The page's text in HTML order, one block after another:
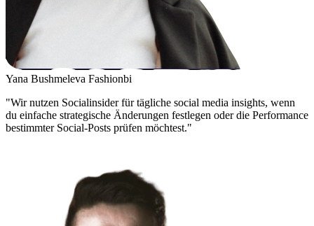
Yana Bushmeleva Fashionbi
"Wir nutzen Socialinsider für tägliche social media insights, wenn
du einfache strategische Änderungen festlegen oder die Performance
bestimmter Social-Posts prüfen möchtest."